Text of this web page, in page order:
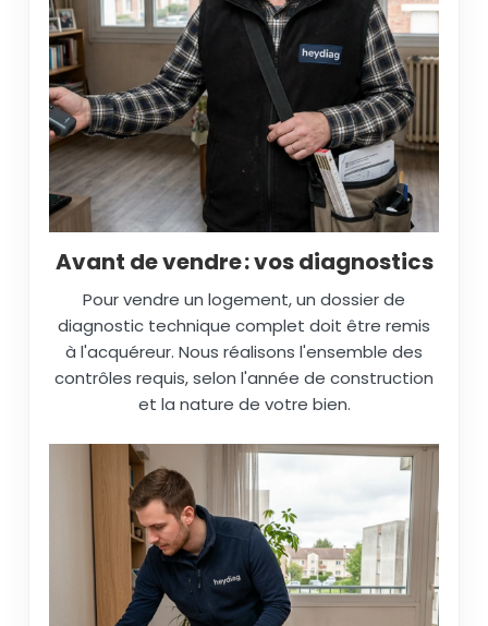
Avant de vendre : vos diagnostics
Pour vendre un logement, un dossier de
diagnostic technique complet doit être remis
à l'acquéreur. Nous réalisons l'ensemble des
contrôles requis, selon l'année de construction
et la nature de votre bien.